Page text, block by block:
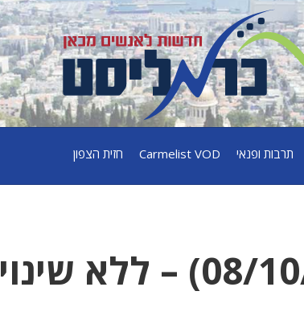
תרבות ופנאי Carmelist VOD חזית הצפון
תחזית מזג האוויר (08/10/23) – ללא שינוי